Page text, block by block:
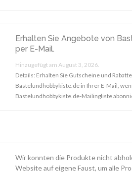
Erhalten Sie Angebote von
per E-Mail.
Hinzugefügt am August 3, 2026.
Details: Erhalten Sie Gutscheine und
Bastelundhobbykiste.de in Ihrer E-Mail,
Bastelundhobbykiste.de-Mailingliste
Wir konnten die Produkte nicht
Website auf eigene Faust, um alle